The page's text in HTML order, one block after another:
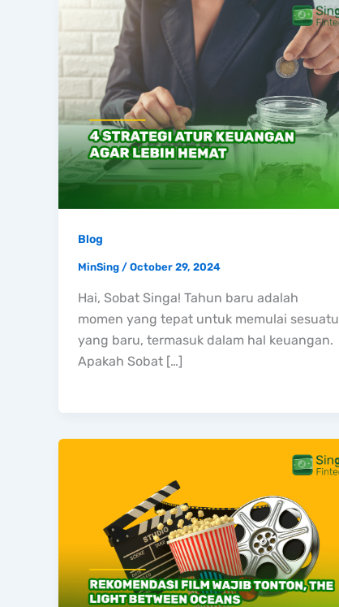
Blog
MinSing / October 29, 2024
Hai, Sobat Singa! Tahun baru adalah
momen yang tepat untuk memulai sesuatu
yang baru, termasuk dalam hal keuangan.
Apakah Sobat […]